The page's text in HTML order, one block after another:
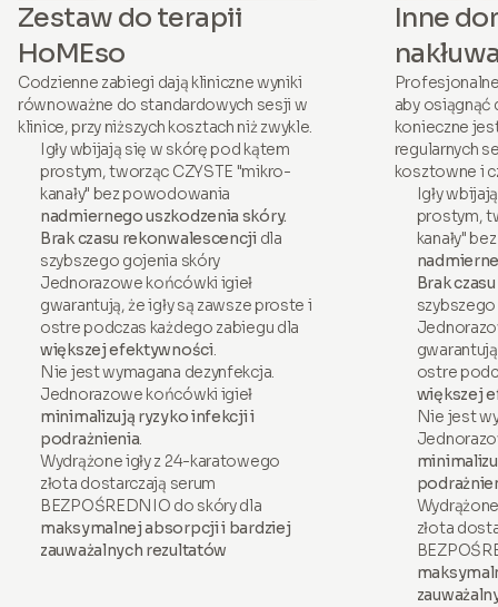
Zestaw do terapii
HoMEso
Codzienne zabiegi dają kliniczne wyniki
równoważne do standardowych sesji w
klinice, przy niższych kosztach niż zwykle.
Igły wbijają się w skórę pod kątem
prostym, tworząc CZYSTE "mikro-
kanały" bez powodowania
nadmiernego uszkodzenia skóry.
Brak czasu rekonwalescencjidla
szybszego gojenia skóry
Jednorazowe końcówki igieł
gwarantują, że igły są zawsze proste i
ostre podczas każdego zabiegu dla
większej efektywności.
Nie jest wymagana dezynfekcja.
Jednorazowe końcówki igieł
minimalizują ryzyko infekcji i
podrażnienia.
Wydrążone igły z 24-karatowego
złota dostarczają serum
BEZPOŚREDNIO do skóry dla
maksymalnej absorpcji i bardziej
zauważalnych rezultatów
Inne
aby osiągnąć
konieczne
regularnych
kosztowne i
Igły
prostym,
kanały"
Brak
ostre
większej
Nie jest
złota